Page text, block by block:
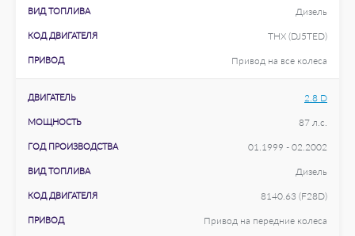
ВИД ТОПЛИВА Дизель
КОД ДВИГАТЕЛЯ THX (DJ5TED)
ПРИВОД Привод на все колеса
ДВИГАТЕЛЬ 2.8 D
МОЩНОСТЬ 87 л.с.
ГОД ПРОИЗВОДСТВА 01.1999 - 02.2002
ВИД ТОПЛИВА Дизель
КОД ДВИГАТЕЛЯ 8140.63 (F28D)
ПРИВОД Привод на передние колеса